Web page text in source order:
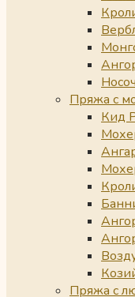
Пряжа с
Кид
Пряжа с